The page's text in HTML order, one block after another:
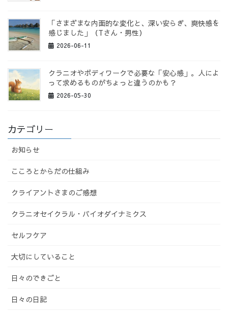
「さまざまな内面的な変化と、深い安らぎ、爽快感を
感じました」（Tさん・男性）
2026-06-11
クラニオやボディワークで必要な「安心感」。人によ
って求めるものがちょっと違うのかも？
2026-05-30
カテゴリー
お知らせ
こころとからだの仕組み
クライアントさまのご感想
クラニオセイクラル・バイオダイナミクス
セルフケア
大切にしていること
日々のできごと
日々の日記